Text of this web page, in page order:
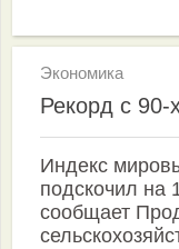
Экономика
Рекорд с 90-
Индекс
подскочил на
сообщает